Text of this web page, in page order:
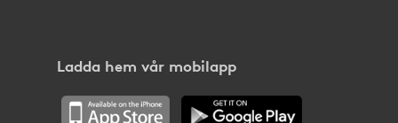
Ladda hem vår mobilapp